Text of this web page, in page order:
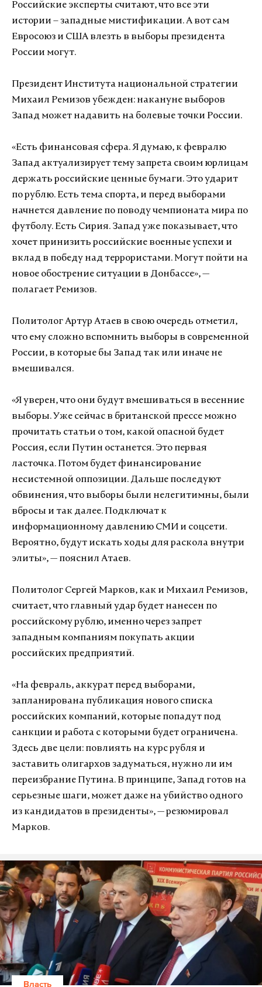
Российские эксперты считают, что все эти
истории – западные мистификации. А вот сам
Евросоюз и США влезть в выборы президента
России могут.
Президент Института национальной стратегии
Михаил Ремизов убежден: накануне выборов
Запад может надавить на болевые точки России.
«Есть финансовая сфера. Я думаю, к февралю
Запад актуализирует тему запрета своим юрлицам
держать российские ценные бумаги. Это ударит
по рублю. Есть тема спорта, и перед выборами
начнется давление по поводу чемпионата мира по
футболу. Есть Сирия. Запад уже показывает, что
хочет принизить российские военные успехи и
вклад в победу над террористами. Могут пойти на
новое обострение ситуации в Донбассе», —
полагает Ремизов.
Политолог Артур Атаев в свою очередь отметил,
что ему сложно вспомнить выборы в современной
России, в которые бы Запад так или иначе не
вмешивался.
«Я уверен, что они будут вмешиваться в весенние
выборы. Уже сейчас в британской прессе можно
прочитать статьи о том, какой опасной будет
Россия, если Путин останется. Это первая
ласточка. Потом будет финансирование
несистемной оппозиции. Дальше последуют
обвинения, что выборы были нелегитимны, были
вбросы и так далее. Подключат к
информационному давлению СМИ и соцсети.
Вероятно, будут искать ходы для раскола внутри
элиты», — пояснил Атаев.
Политолог Сергей Марков, как и Михаил Ремизов,
считает, что главный удар будет нанесен по
российскому рублю, именно через запрет
западным компаниям покупать акции
российских предприятий.
«На февраль, аккурат перед выборами,
запланирована публикация нового списка
российских компаний, которые попадут под
санкции и работа с которыми будет ограничена.
Здесь две цели: повлиять на курс рубля и
заставить олигархов задуматься, нужно ли им
переизбрание Путина. В принципе, Запад готов на
серьезные шаги, может даже на убийство одного
из кандидатов в президенты», — резюмировал
Марков.
Власть